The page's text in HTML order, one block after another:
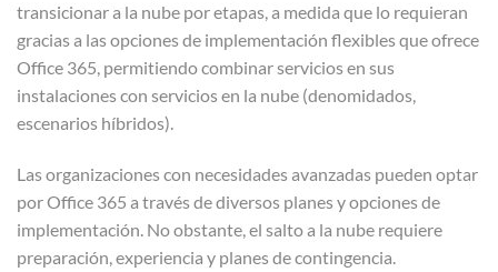
transicionar a la nube por etapas, a medida que lo requieran
gracias a las opciones de implementación flexibles que ofrece
Office 365, permitiendo combinar servicios en sus
instalaciones con servicios en la nube (denomidados,
escenarios híbridos).
Las organizaciones con necesidades avanzadas pueden optar
por Office 365 a través de diversos planes y opciones de
implementación. No obstante, el salto a la nube requiere
preparación, experiencia y planes de contingencia.